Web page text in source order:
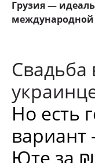
Грузия —
международной
Свадьба
Но есть
вариант
Юте за ₪